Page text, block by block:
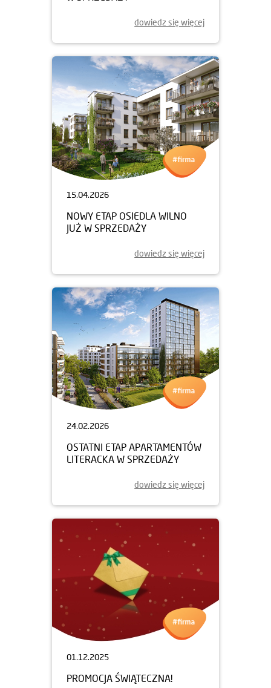
dowiedz się więcej
15.04.2026
NOWY ETAP OSIEDLA WILNO
JUŻ W SPRZEDAŻY
dowiedz się więcej
24.02.2026
OSTATNI ETAP APARTAMENTÓW
LITERACKA W SPRZEDAŻY
dowiedz się więcej
01.12.2025
PROMOCJA ŚWIĄTECZNA!